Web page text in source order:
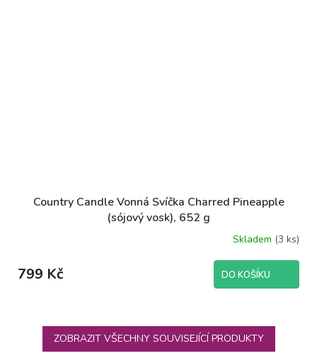
Country Candle Vonná Svíčka Charred Pineapple
(sójový vosk), 652 g
Skladem (3 ks)
799 Kč DO KOŠÍKU
ZOBRAZIT VŠECHNY SOUVISEJÍCÍ PRODUKTY